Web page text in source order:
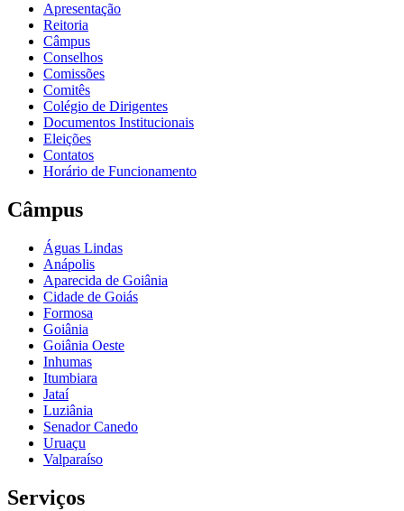
Apresentação
Reitoria
Câmpus
Conselhos
Comissões
Comitês
Colégio de Dirigentes
Documentos Institucionais
Eleições
Contatos
Horário de Funcionamento
Câmpus
Águas Lindas
Anápolis
Aparecida de Goiânia
Cidade de Goiás
Formosa
Goiânia
Goiânia Oeste
Inhumas
Itumbiara
Jataí
Luziânia
Senador Canedo
Uruaçu
Valparaíso
Serviços